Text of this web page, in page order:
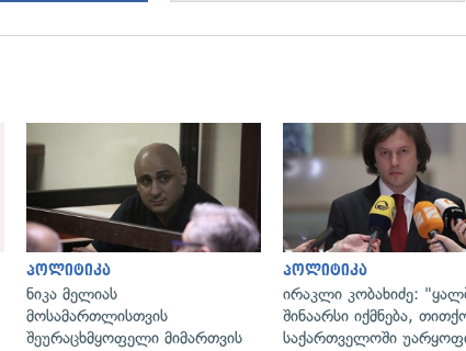
გადახედვა
პოლიტიკა
ნიკა მელიას
მოსამართლისთვის
შეურაცხმყოფელი მიმართვის
პოლიტიკა
ირაკლი კობახიძე:
შინაარსი იქმნება,
საქართველოში